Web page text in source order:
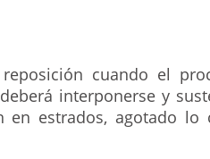
cuando el
interponerse y
en estrados, agotado lo